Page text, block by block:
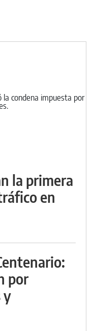
la primera
en
por
y